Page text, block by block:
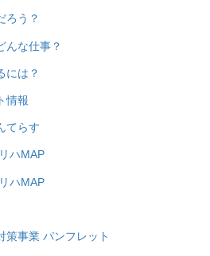
ろう？
んな仕事？
には？
情報
てらす
ハMAP
ハMAP
策事業 パンフレット